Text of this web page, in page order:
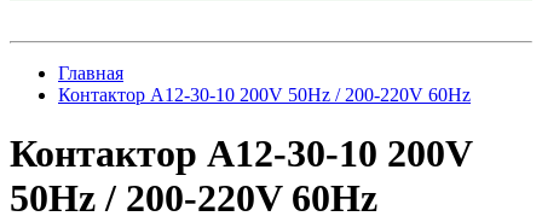
Главная
Контактор A12-30-10 200V 50Hz / 200-220V 60Hz
Контактор A12-30-10 200V
50Hz / 200-220V 60Hz